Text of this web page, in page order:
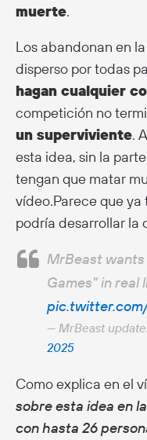
muerte.
Los abandonan en
disperso por todas
hagan cualquier
competición no
un superviviente.
esta idea, sin la
tengan que matar
vídeo.Parece que
podría desarrollar la
MrBeast
Games" in real
— MrBeast
2025
Como explica en el
sobre esta idea en
con hasta 26